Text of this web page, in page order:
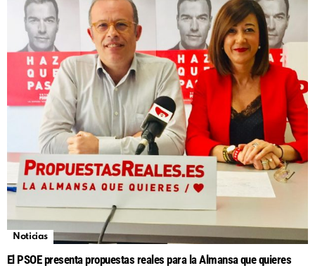
Noticias
El PSOE presenta propuestas reales para la Almansa que quieres